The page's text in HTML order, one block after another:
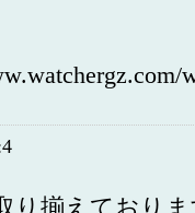
り揃えており